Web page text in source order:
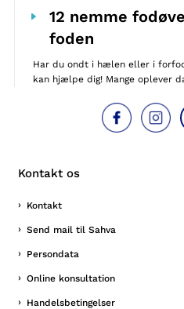
12 nemme
foden
Har du ondt i hælen eller i
kan hjælpe dig! Mange oplever
Kontakt os
Kontakt
Send mail til Sahva
Persondata
Online konsultation
Handelsbetingelser